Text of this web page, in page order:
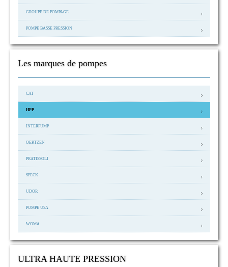
GROUPE DE POMPAGE
POMPE BASSE PRESSION
Les marques de pompes
CAT
HPP
INTERPUMP
OERTZEN
PRATISSOLI
SPECK
UDOR
POMPE USA
WOMA
ULTRA HAUTE PRESSION